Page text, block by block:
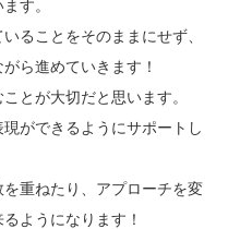
す。
ることをそのままにせず、
ら進めていきます！
とが大切だと思います。
ができるようにサポートし
重ねたり、アプローチを変
ようになります！